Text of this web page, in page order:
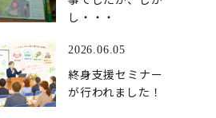
し・・・
2026.06.05
終身支援セミナー
が行われました！